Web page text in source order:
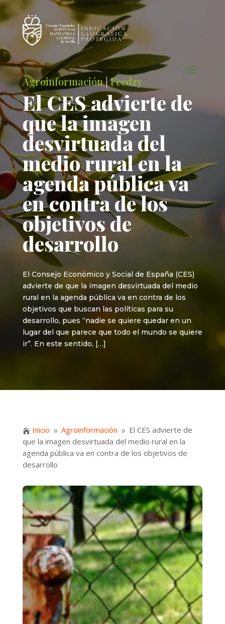
Agroinformación|Feedzy
El CES advierte de
que la imagen
desvirtuada del
medio rural en la
agenda pública va
en contra de los
objetivos de
desarrollo
El Consejo Económico y Social de España (CES)
advierte de que la imagen desvirtuada del medio
rural en la agenda pública va en contra de los
objetivos que buscan las políticas para su
desarrollo, pues “nadie se quiere quedar en un
lugar del que parece que todo el mundo se quiere
ir”. En este sentido, […]
 Inicio 9 Agroinformación 9 El CES advierte de
que la imagen desvirtuada del medio rural en la
agenda pública va en contra de los objetivos de
desarrollo